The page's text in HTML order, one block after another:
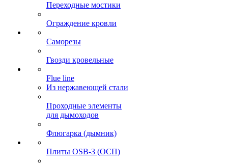
Переходные мостики
Ограждение кровли
Саморезы
Гвозди кровельные
Flue line
Из нержавеющей стали
Проходные элементы
для дымоходов
Флюгарка (дымник)
Плиты OSB-3 (ОСП)